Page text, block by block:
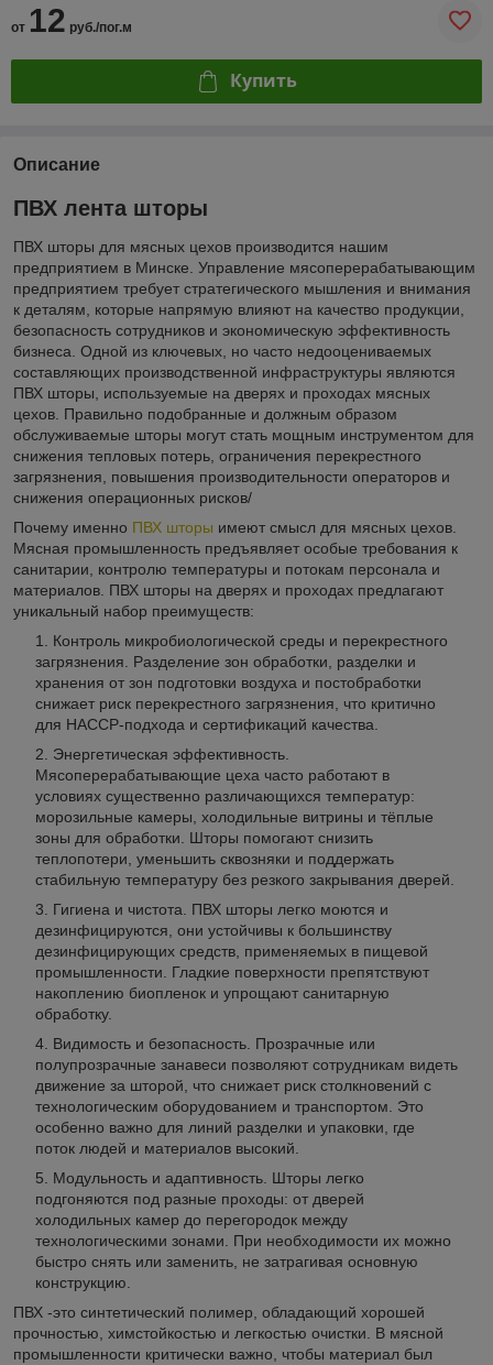
от 12 руб./пог.м
Купить
Описание
ПВХ лента шторы
ПВХ шторы для мясных цехов производится нашим
предприятием в Минске. Управление мясоперерабатывающим
предприятием требует стратегического мышления и внимания
к деталям, которые напрямую влияют на качество продукции,
безопасность сотрудников и экономическую эффективность
бизнеса. Одной из ключевых, но часто недооцениваемых
составляющих производственной инфраструктуры являются
ПВХ шторы, используемые на дверях и проходах мясных
цехов. Правильно подобранные и должным образом
обслуживаемые шторы могут стать мощным инструментом для
снижения тепловых потерь, ограничения перекрестного
загрязнения, повышения производительности операторов и
снижения операционных рисков/
Почему именно ПВХ шторы имеют смысл для мясных цехов.
Мясная промышленность предъявляет особые требования к
санитарии, контролю температуры и потокам персонала и
материалов. ПВХ шторы на дверях и проходах предлагают
уникальный набор преимуществ:
Контроль микробиологической среды и перекрестного
загрязнения. Разделение зон обработки, разделки и
хранения от зон подготовки воздуха и постобработки
снижает риск перекрестного загрязнения, что критично
для HACCP-подхода и сертификаций качества.
Энергетическая эффективность.
Мясоперерабатывающие цеха часто работают в
условиях существенно различающихся температур:
морозильные камеры, холодильные витрины и тёплые
зоны для обработки. Шторы помогают снизить
теплопотери, уменьшить сквозняки и поддержать
стабильную температуру без резкого закрывания дверей.
Гигиена и чистота. ПВХ шторы легко моются и
дезинфицируются, они устойчивы к большинству
дезинфицирующих средств, применяемых в пищевой
промышленности. Гладкие поверхности препятствуют
накоплению биопленок и упрощают санитарную
обработку.
Видимость и безопасность. Прозрачные или
полупрозрачные занавеси позволяют сотрудникам видеть
движение за шторой, что снижает риск столкновений с
технологическим оборудованием и транспортом. Это
особенно важно для линий разделки и упаковки, где
поток людей и материалов высокий.
Модульность и адаптивность. Шторы легко
подгоняются под разные проходы: от дверей
холодильных камер до перегородок между
технологическими зонами. При необходимости их можно
быстро снять или заменить, не затрагивая основную
конструкцию.
ПВХ -это синтетический полимер, обладающий хорошей
прочностью, химстойкостью и легкостью очистки. В мясной
промышленности критически важно, чтобы материал был